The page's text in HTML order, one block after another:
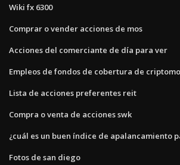
Wiki fx 6300
Comprar o vender acciones de mos
Acciones del comerciante de día para ver
Empleos de fondos de cobertura de
Lista de acciones preferentes reit
Compra o venta de acciones swk
¿cuál es un buen índice de apalancamiento
Fotos de san diego